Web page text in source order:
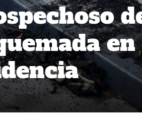
en